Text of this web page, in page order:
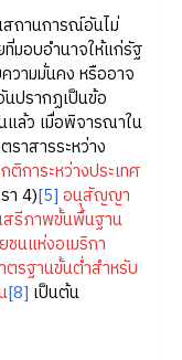
ถานการณ์อันไม่
มอบอำนาจให้แก่รัฐ
วามมั่นคง หรืออาจ
ปรากฏเป็นข้อ
ล้ว เมื่อพิจารณาใน
าสารระหว่าง
กติการะหว่างประเทศ
า 4)[5] อนุสัญญา
สรีภาพขั้นพื้นฐาน
นแห่งอเมริกา
ตรฐานขั้นต่ำสำหรับ
[8] เป็นต้น